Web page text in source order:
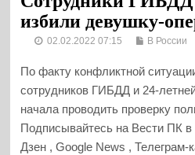
избили девушку-
02.02.2022 07:15 В России
По факту конфликтной
сотрудников ГИБДД и 24-
начала проводить проверку
Подписывайтесь на Вести ПК
Дзен , Google News , Телеграм-